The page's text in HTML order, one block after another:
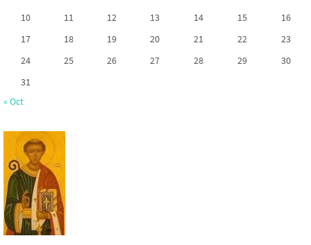
10
11 12 13 14 15
16
17
18 19 20 21 22
23
24
25 26 27 28 29
30
31
« Oct